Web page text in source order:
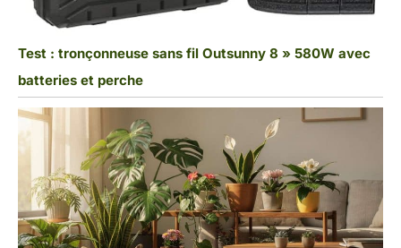
Test : tronçonneuse sans fil Outsunny 8 » 580W avec
batteries et perche